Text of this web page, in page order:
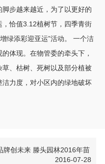
步越来越近，为了以更好的
恰值3.12植树节，四季青街
绿添彩迎亚运”活动。 一个洁
体现。在物管委的牵头下，
、枯树、死树以及部分植被
力度，对小区内的绿地破坏
牌创未来 滕头园林2016年苗
2016-07-28